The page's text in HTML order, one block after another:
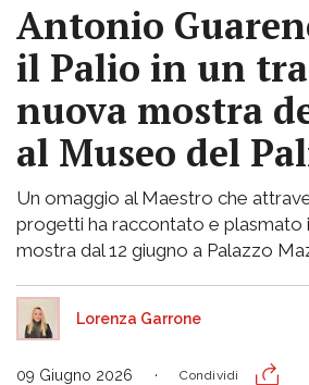
Antonio
il Palio in un
nuova mostra
al Museo del
Un omaggio al Maestro che
progetti ha raccontato e plasmato
mostra dal 12 giugno a Palazzo
Lorenza Garrone
09 Giugno 2026 Condividi